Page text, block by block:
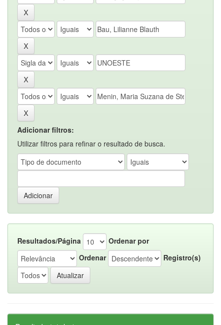
Adicionar filtros:
Utilizar filtros para refinar o resultado de busca.
Resultados/Página
Ordenar por
Ordenar
Registro(s)